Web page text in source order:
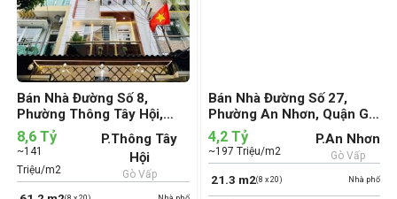
Bán Nhà Đường Số 8,
Phường Thông Tây Hội,
Quận Gò Vấp (cũ)
8,6 Tỷ
~141
Triệu/m2
P.Thông Tây
Hội
Gò Vấp
Bán Nhà Đường Số 27,
Phường An Nhơn, Quận Gò
Vấp (cũ)
Nhà phố
21.3 m2(8 x 20)
4,2 Tỷ
~197 Triệu/m2
P.An Nhơn
Gò Vấp